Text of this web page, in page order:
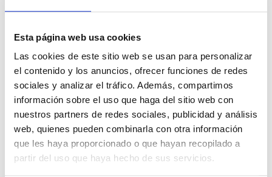
Esta página web usa cookies
Las cookies de este sitio web se usan para personalizar
el contenido y los anuncios, ofrecer funciones de redes
sociales y analizar el tráfico. Además, compartimos
información sobre el uso que haga del sitio web con
nuestros partners de redes sociales, publicidad y análisis
web, quienes pueden combinarla con otra información
que les haya proporcionado o que hayan recopilado a
partir del uso que haya hecho de sus servicios.
primero que se debe de hacer esparar de forma
de algo grave que tiene que ver con la mecánica del
vehículo, lo más aconsejable esacudir a un taller
oficial como el de MODRIVE
y poner el coche en las
mejores manos.
Lasluces de advertencia que son más frecuentes
que se enciendan en el panel de instrumentos son las
siguientes: exceso de la temperatura del motor
, baja
nivel en elaceite del motor,problemas en el sistema
de frenado,presión baja en los neumáticos,límites
de combustible,fallas en los sistemas de control de
estabilidad y tracciónyerrores en el sistema de